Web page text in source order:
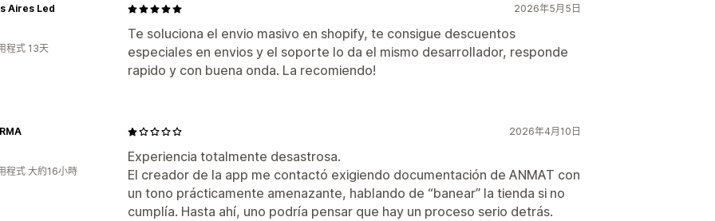
2026年5月5日
Te soluciona el envio masivo en shopify, te consigue descuentos
especiales en envios y el soporte lo da el mismo desarrollador, responde
rapido y con buena onda. La recomiendo!
Aires Led
程式 13天
2026年4月10日
Experiencia totalmente desastrosa.
El creador de la app me contactó exigiendo documentación de ANMAT con
un tono prácticamente amenazante, hablando de “banear” la tienda si no
cumplía. Hasta ahí, uno podría pensar que hay un proceso serio detrás.
程式 大約16小時